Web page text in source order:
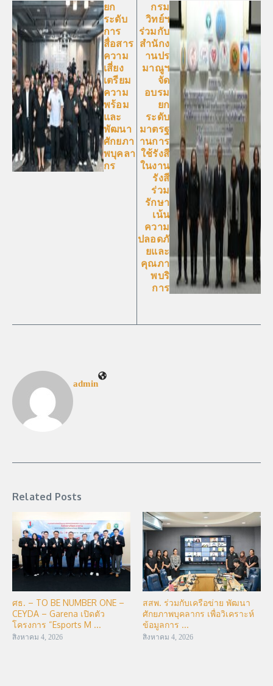
ยก
ระดับ
การ
สื่อสาร
ความ
เสี่ยง
เตรียม
ความ
พร้อม
และ
พัฒนา
ศักยภา
พบุคลา
กร
กรม
วิทย์ฯ
ร่วมกับ
สำนักง
านปร
มาณูฯ
จัด
อบรม
ยก
ระดับ
มาตรฐ
านการ
ใช้รังสี
ในงาน
รังสี
ร่วม
รักษา
เน้น
ความ
ปลอดภั
ยและ
คุณภา
พบริ
การ
admin
Related Posts
ศธ. – TO BE NUMBER ONE –
CEYDA – Garena เปิดตัว
โครงการ “Esports M ...
สิงหาคม 4, 2026
สสพ. ร่วมกับเครือข่าย พัฒนา
ศักยภาพบุคลากร เพื่อวิเคราะห์
ข้อมูลการ ...
สิงหาคม 4, 2026